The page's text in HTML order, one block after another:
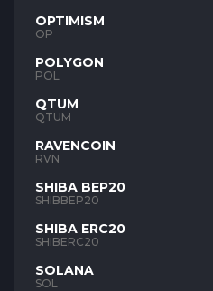
OPTIMISM
OP
POLYGON
POL
QTUM
QTUM
RAVENCOIN
RVN
SHIBA BEP20
SHIBBEP20
SHIBA ERC20
SHIBERC20
SOLANA
SOL